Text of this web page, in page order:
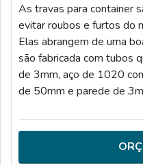
As travas para container
evitar roubos e furtos do
Elas abrangem de uma
são fabricada com tubos
de 3mm, aço de 1020
de 50mm e parede de
PRODUTOA trava de de
veículo com sistema de
chaves anti micha